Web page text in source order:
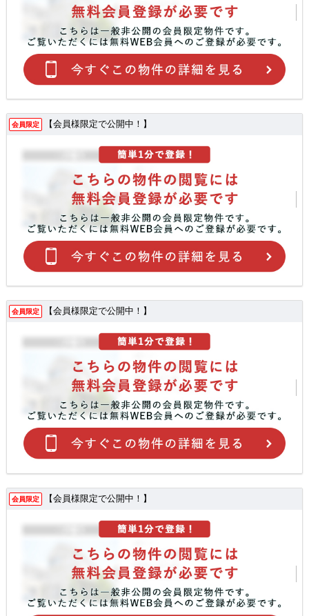
会員限定 【会員様限定で公開中！】
会員限定 【会員様限定で公開中！】
会員限定 【会員様限定で公開中！】